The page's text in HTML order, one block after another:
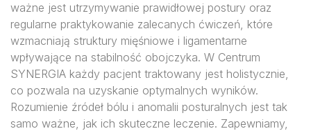
ważne jest utrzymywanie prawidłowej postury oraz
regularne praktykowanie zalecanych ćwiczeń, które
wzmacniają struktury mięśniowe i ligamentarne
wpływające na stabilność obojczyka. W Centrum
SYNERGIA każdy pacjent traktowany jest holistycznie,
co pozwala na uzyskanie optymalnych wyników.
Rozumienie źródeł bólu i anomalii posturalnych jest tak
samo ważne, jak ich skuteczne leczenie. Zapewniamy,